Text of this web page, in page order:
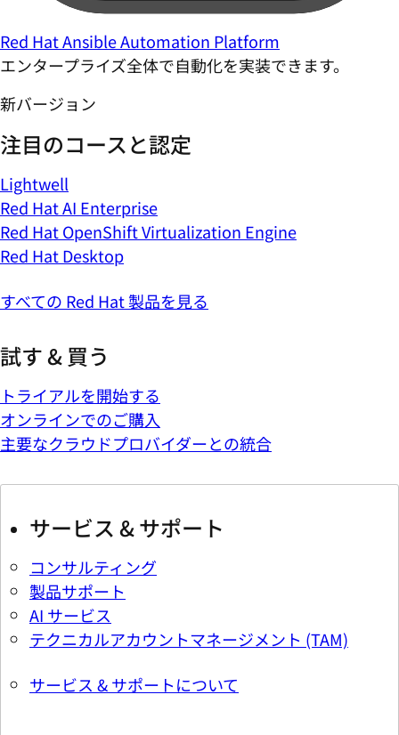
Red Hat Ansible Automation Platform
エンタープライズ全体で自動化を実装できます。
新バージョン
注目のコースと認定
Lightwell
Red Hat AI Enterprise
Red Hat OpenShift Virtualization Engine
Red Hat Desktop
すべての Red Hat 製品を見る
試す & 買う
トライアルを開始する
オンラインでのご購入
主要なクラウドプロバイダーとの統合
サービス & サポート
コンサルティング
製品サポート
AI サービス
テクニカルアカウントマネージメント (TAM)
サービス & サポートについて